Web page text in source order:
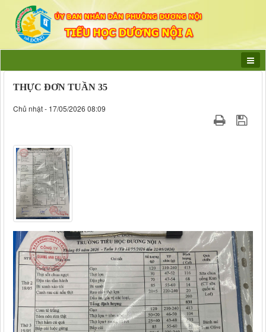
THỰC ĐƠN TUẦN 35
Chủ nhật - 17/05/2026 08:09